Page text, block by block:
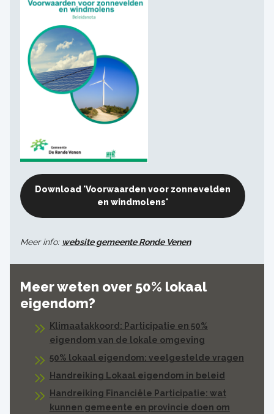
Download 'Voorwaarden voor zonnevelden
en windmolens'
Meer info: website gemeente Ronde Venen
Meer weten over 50% lokaal
eigendom?
Klimaatakkoord: Participatie en 50%
eigendom van de lokale omgeving
50% lokaal eigendom: veelgestelde vragen
Handreiking Lokaal eigendom in beleid
Handreiking Financiële Participatie: wat
kunnen gemeente en provincie doen om